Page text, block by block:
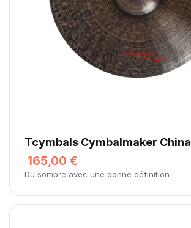
Tcymbals Cymbalmaker China
165,00 €
Du sombre avec une bonne définition